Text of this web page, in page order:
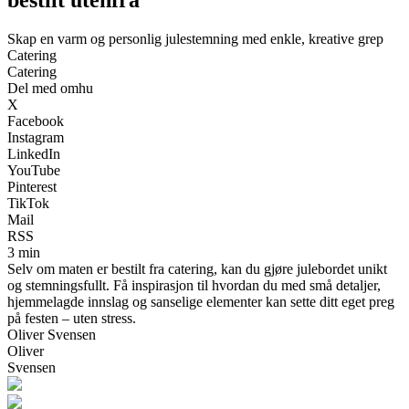
Skap en varm og personlig julestemning med enkle, kreative grep
Catering
Catering
Del med omhu
X
Facebook
Instagram
LinkedIn
YouTube
Pinterest
TikTok
Mail
RSS
3 min
Selv om maten er bestilt fra catering, kan du gjøre julebordet unikt
og stemningsfullt. Få inspirasjon til hvordan du med små detaljer,
hjemmelagde innslag og sanselige elementer kan sette ditt eget preg
på festen – uten stress.
Oliver Svensen
Oliver
Svensen